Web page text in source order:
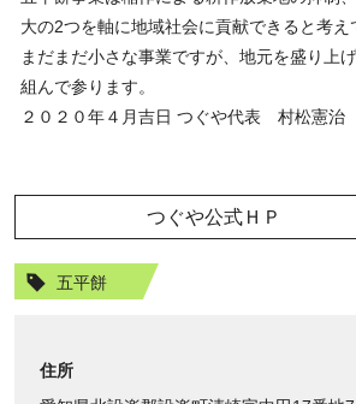
大の2つを軸に地域社会に貢献できると考え
まだまだ小さな事業ですが、地元を盛り上
組んで参ります。
２０２０年４月吉日 つぐや代表 村松憲治
つぐや公式ＨＰ
五平餅
住所